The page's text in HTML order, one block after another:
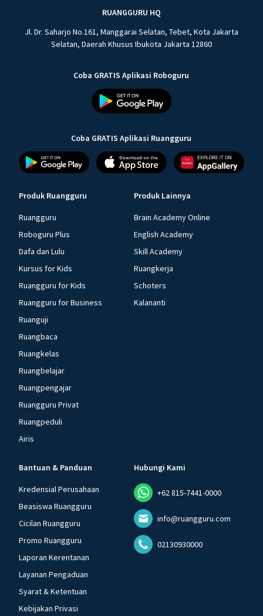
RUANGGURU HQ
Jl. Dr. Saharjo No.161, Manggarai Selatan, Tebet, Kota Jakarta
Selatan, Daerah Khusus Ibukota Jakarta 12860
Coba GRATIS Aplikasi Roboguru
Coba GRATIS Aplikasi Ruangguru
Produk Ruangguru
Ruangguru
Roboguru Plus
Dafa dan Lulu
Kursus for Kids
Ruangguru for Kids
Ruangguru for Business
Ruanguji
Ruangbaca
Ruangkelas
Ruangbelajar
Ruangpengajar
Ruangguru Privat
Ruangpeduli
Airis
Produk Lainnya
Brain Academy Online
English Academy
Skill Academy
Ruangkerja
Schoters
Kalananti
Bantuan & Panduan
Kredensial Perusahaan
Beasiswa Ruangguru
Cicilan Ruangguru
Promo Ruangguru
Laporan Kerentanan
Layanan Pengaduan
Syarat & Ketentuan
Kebijakan Privasi
Hubungi Kami
+62 815-7441-0000
info@ruangguru.com
02130930000